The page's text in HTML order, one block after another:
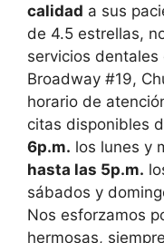
calidad a sus
de 4.5 estrellas,
servicios dentales
Broadway #19,
horario de
citas disponibles
6p.m. los lunes y
hasta las 5p.m.
sábados y
Nos esforzamos
hermosas,